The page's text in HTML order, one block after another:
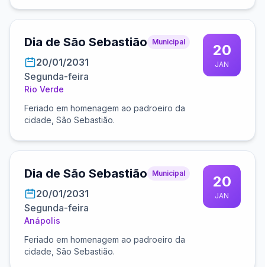
Dia de São Sebastião Municipal
20/01/2031
Segunda-feira
Rio Verde
Feriado em homenagem ao padroeiro da
cidade, São Sebastião.
20
JAN
Dia de São Sebastião Municipal
20/01/2031
Segunda-feira
Anápolis
Feriado em homenagem ao padroeiro da
cidade, São Sebastião.
20
JAN